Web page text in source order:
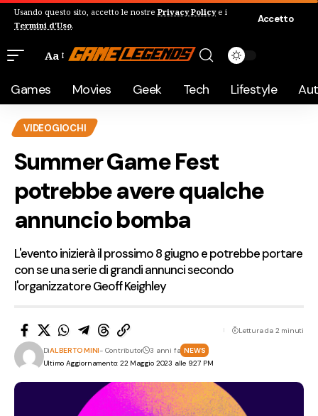
Usando questo sito, accetto le nostre Privacy Policye i
Termini d'Uso.
Accetto
Aa
Games Movies Geek Tech Lifestyle
VIDEOGIOCHI
Summer Game Fest
potrebbe avere qualche
annuncio bomba
L'evento inizierà il prossimo 8 giugno e potrebbe portare
con se una serie di grandi annunci secondo
l'organizzatore Geoff Keighley
Ultimo Aggiornamento: 22 Maggio 2023 alle 9:27 PM
DiALBERTO MINI- Contributor 3 anni fa NEWS
Lettura da 2 minuti